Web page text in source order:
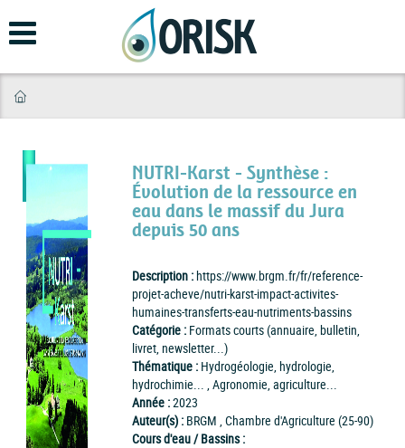
au
contenu
NUTRI-Karst - Synthèse :
Évolution de la ressource en
eau dans le massif du Jura
depuis 50 ans
Description :https://www.brgm.fr/fr/reference-
projet-acheve/nutri-karst-impact-activites-
humaines-transferts-eau-nutriments-bassins
Catégorie : Formats courts (annuaire, bulletin,
livret, newsletter...)
Thématique : Hydrogéologie, hydrologie,
hydrochimie... , Agronomie, agriculture...
Année :2023
Auteur(s) : BRGM , Chambre d'Agriculture (25-90)
Cours d'eau / Bassins :